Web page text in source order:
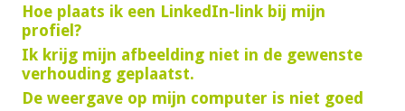
Hoe plaats ik een LinkedIn-link bij mijn
profiel?
Ik krijg mijn afbeelding niet in de gewenste
verhouding geplaatst.
De weergave op mijn computer is niet goed